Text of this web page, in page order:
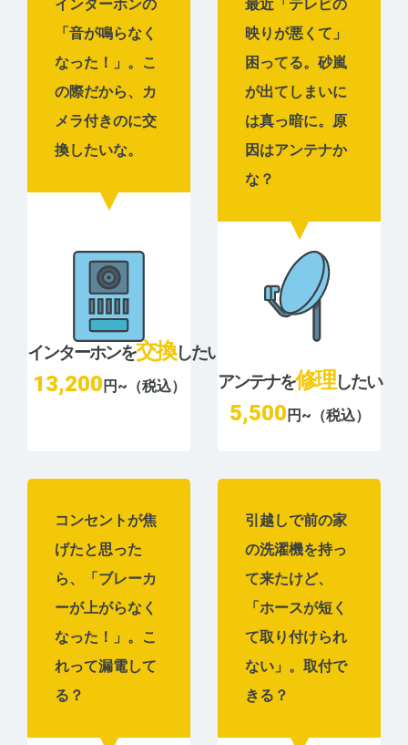
インターホンの
「音が鳴らなく
なった！」。こ
の際だから、カ
メラ付きのに交
換したいな。
インターホンを交換したい
13,200 円~（税込）
最近「テレビの
映りが悪くて」
困ってる。砂嵐
が出てしまいに
は真っ暗に。原
因はアンテナか
な？
アンテナを修理したい
5,500 円~（税込）
コンセントが焦
げたと思った
ら、「ブレーカ
ーが上がらなく
なった！」。こ
れって漏電して
る？
引越しで前の家
の洗濯機を持っ
て来たけど、
「ホースが短く
て取り付けられ
ない」。取付で
きる？